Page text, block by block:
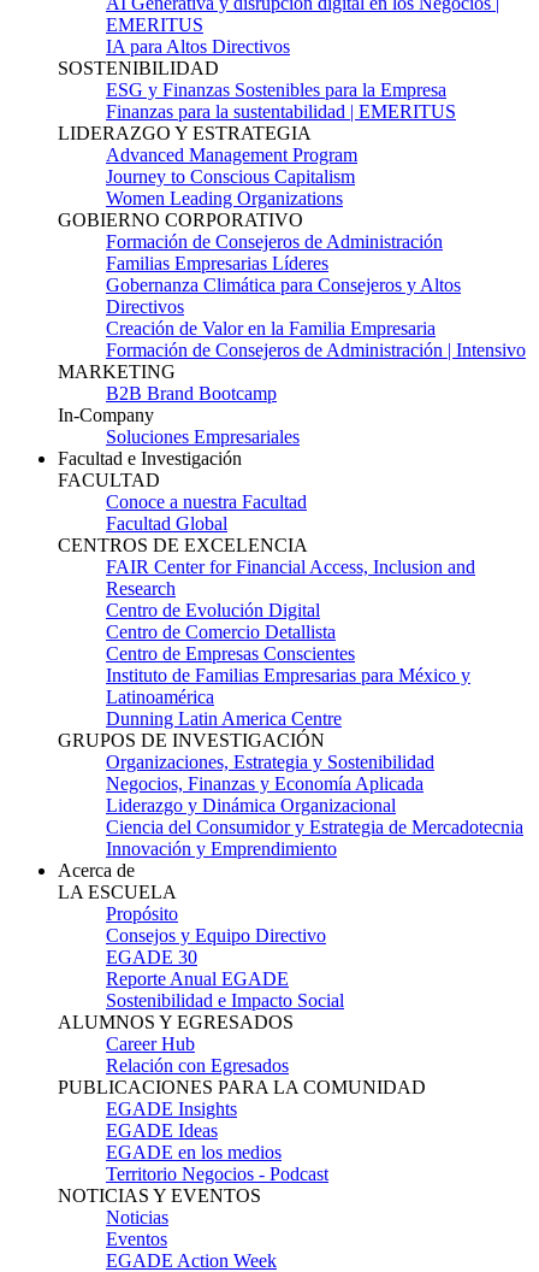
EMERITUS
IA para Altos Directivos
SOSTENIBILIDAD
ESG y Finanzas Sostenibles para la Empresa
Finanzas para la sustentabilidad | EMERITUS
LIDERAZGO Y ESTRATEGIA
Advanced Management Program
Journey to Conscious Capitalism
Women Leading Organizations
GOBIERNO CORPORATIVO
Formación de Consejeros de Administración
Familias Empresarias Líderes
Gobernanza Climática para Consejeros y Altos
Directivos
Creación de Valor en la Familia Empresaria
Formación de Consejeros de Administración | Intensivo
MARKETING
B2B Brand Bootcamp
In-Company
Soluciones Empresariales
Facultad e Investigación
FACULTAD
Conoce a nuestra Facultad
Facultad Global
CENTROS DE EXCELENCIA
FAIR Center for Financial Access, Inclusion and
Research
Centro de Evolución Digital
Centro de Comercio Detallista
Centro de Empresas Conscientes
Instituto de Familias Empresarias para México y
Latinoamérica
Dunning Latin America Centre
GRUPOS DE INVESTIGACIÓN
Organizaciones, Estrategia y Sostenibilidad
Negocios, Finanzas y Economía Aplicada
Liderazgo y Dinámica Organizacional
Ciencia del Consumidor y Estrategia de Mercadotecnia
Innovación y Emprendimiento
Acerca de
LA ESCUELA
Propósito
Consejos y Equipo Directivo
EGADE 30
Reporte Anual EGADE
Sostenibilidad e Impacto Social
ALUMNOS Y EGRESADOS
Career Hub
Relación con Egresados
PUBLICACIONES PARA LA COMUNIDAD
EGADE Insights
EGADE Ideas
EGADE en los medios
Territorio Negocios - Podcast
NOTICIAS Y EVENTOS
Noticias
Eventos
EGADE Action Week